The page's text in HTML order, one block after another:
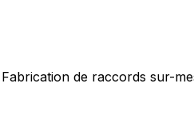
de raccords sur-